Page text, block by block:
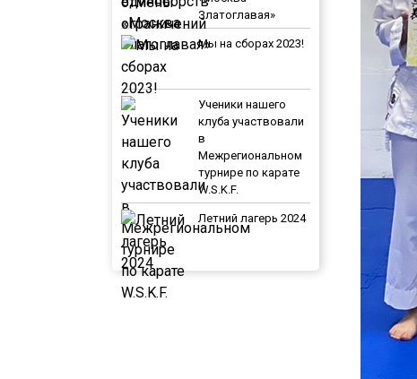
Златоглавая»
Мы на сборах 2023!
Ученики нашего
клуба участвовали
в
Межрегиональном
турнире по карате
W.S.K.F.
Летний лагерь 2024